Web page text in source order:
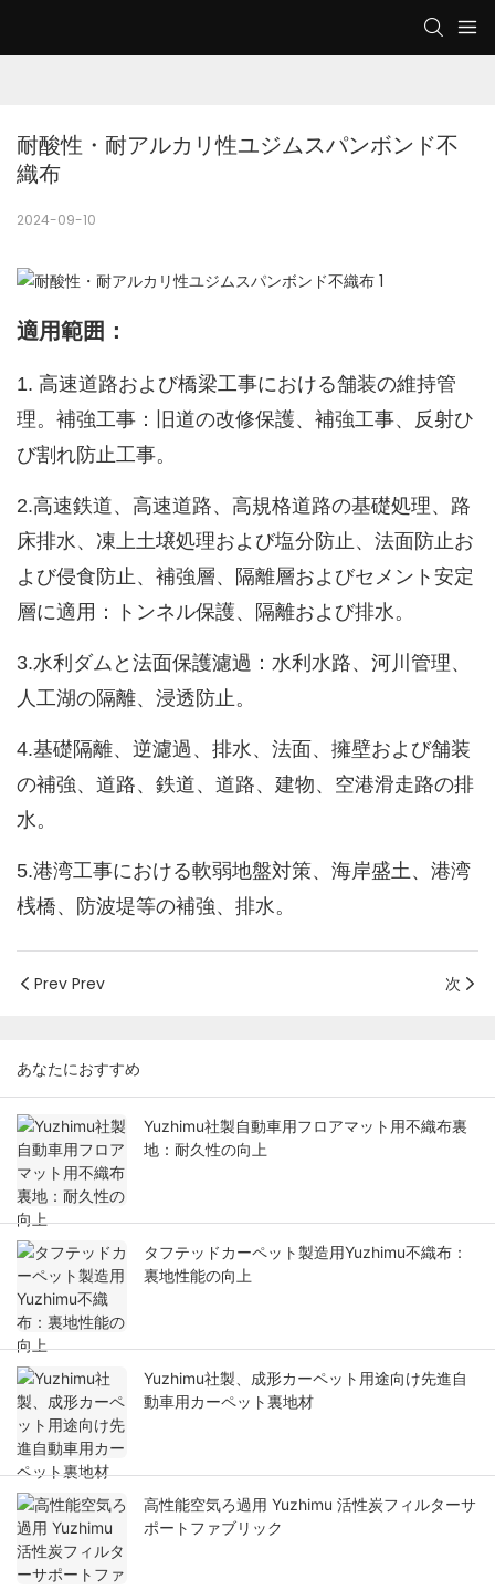
耐酸性・耐アルカリ性ユジムスパンボンド不
織布
2024-09-10
適用範囲：
1. 高速道路および橋梁工事における舗装の維持管
理。補強工事：旧道の改修保護、補強工事、反射ひ
び割れ防止工事。
2.高速鉄道、高速道路、高規格道路の基礎処理、路
床排水、凍上土壌処理および塩分防止、法面防止お
よび侵食防止、補強層、隔離層およびセメント安定
層に適用：トンネル保護、隔離および排水。
3.水利ダムと法面保護濾過：水利水路、河川管理、
人工湖の隔離、浸透防止。
4.基礎隔離、逆濾過、排水、法面、擁壁および舗装
の補強、道路、鉄道、道路、建物、空港滑走路の排
水。
5.港湾工事における軟弱地盤対策、海岸盛土、港湾
桟橋、防波堤等の補強、 排水。
Prev Prev 次
あなたにおすすめ
Yuzhimu社製自動車用フロアマット用不織布裏
地：耐久性の向上
タフテッドカーペット製造用Yuzhimu不織布：
裏地性能の向上
Yuzhimu社製、成形カーペット用途向け先進自
動車用カーペット裏地材
高性能空気ろ過用 Yuzhimu 活性炭フィルターサ
ポートファブリック